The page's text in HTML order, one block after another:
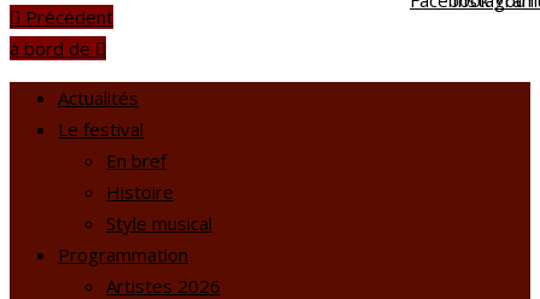
Précédent
à bord de
Actualités
Le festival
En bref
Histoire
Style musical
Programmation
Artistes 2026